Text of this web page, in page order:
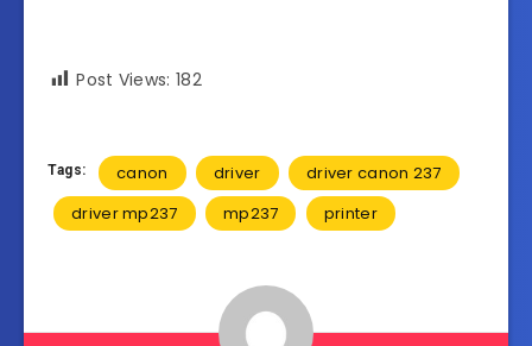
Post Views: 182
Tags: canon driver
driver canon 237
driver mp237
mp237 printer